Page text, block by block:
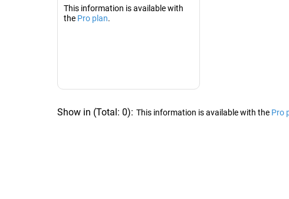
This information is available with
the Pro plan.
Show in (Total: 0): This information is available with the Pro